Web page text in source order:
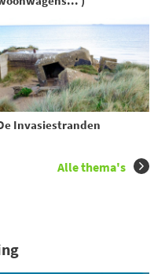
Invasiestranden
Alle thema's